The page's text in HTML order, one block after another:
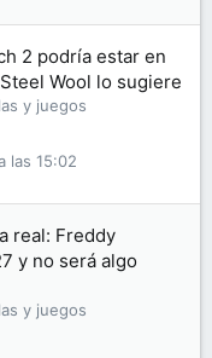
2 podría estar en
Wool lo sugiere
y juegos
las 15:02
real: Freddy
y no será algo
y juegos